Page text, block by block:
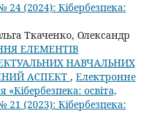
24 (2024): Кібербезпека:
Ткаченко, Олександр
ЕЛЕМЕНТІВ
НАВЧАЛЬНИХ
АСПЕКТ , Електронне
освіта,
21 (2023): Кібербезпека: